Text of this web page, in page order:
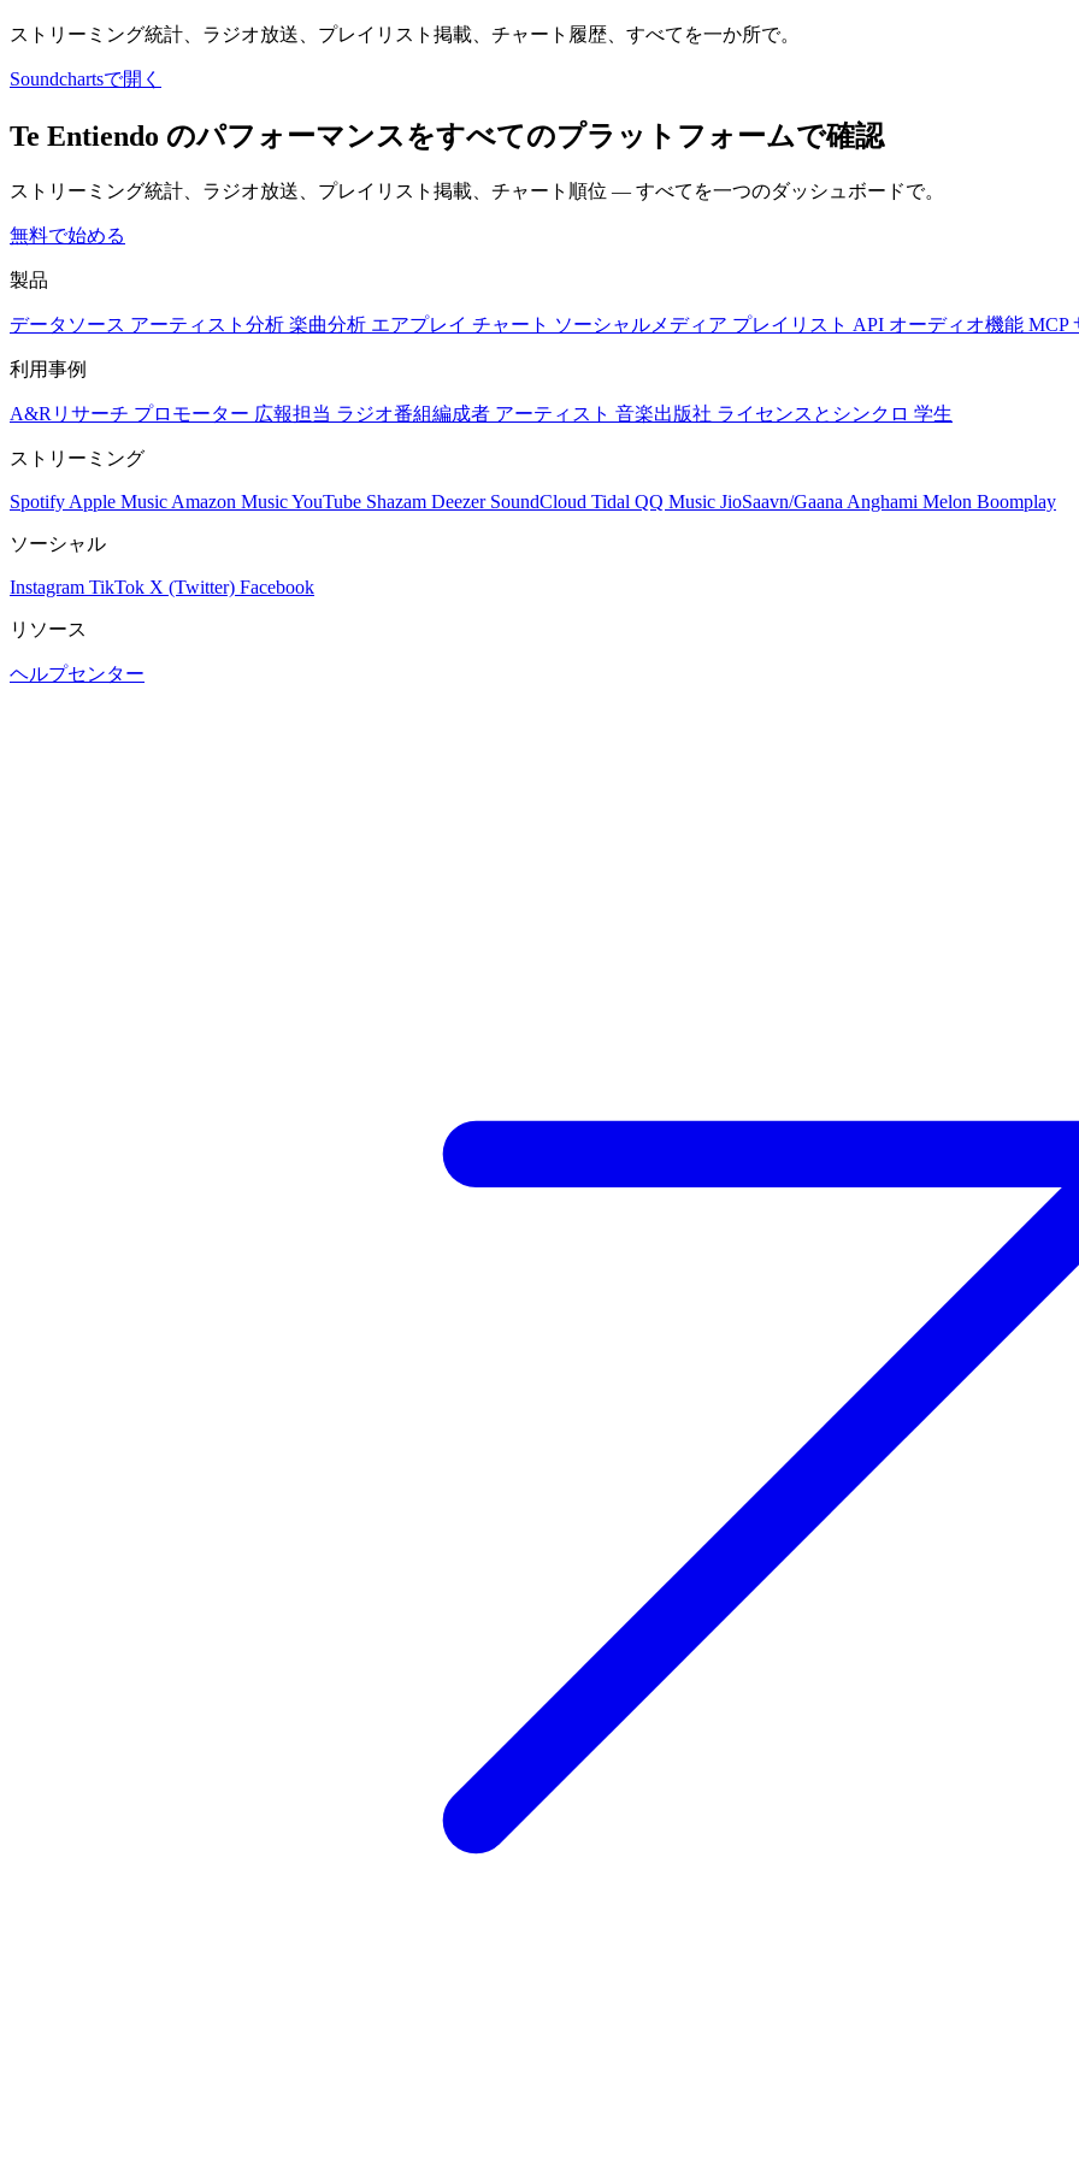
ストリーミング統計、ラジオ放送、プレイリスト掲載、チャート履歴、すべてを一か所で。
Soundchartsで開く
Te Entiendo のパフォーマンスをすべてのプラットフォームで確認
ストリーミング統計、ラジオ放送、プレイリスト掲載、チャート順位 — すべてを一つのダッシュボードで。
無料で始める
製品
データソース アーティスト分析 楽曲分析 エアプレイ チャート ソーシャルメディア プレイリスト API オーディオ機能 MCP
利用事例
A&Rリサーチ プロモーター 広報担当 ラジオ番組編成者 アーティスト 音楽出版社 ライセンスとシンクロ 学生
ストリーミング
Spotify Apple Music Amazon MusicYouTube Shazam Deezer SoundCloud Tidal QQ Music JioSaavn/Gaana Anghami Melon Boomplay
ソーシャル
Instagram TikTok X (Twitter) Facebook
リソース
ヘルプセンター